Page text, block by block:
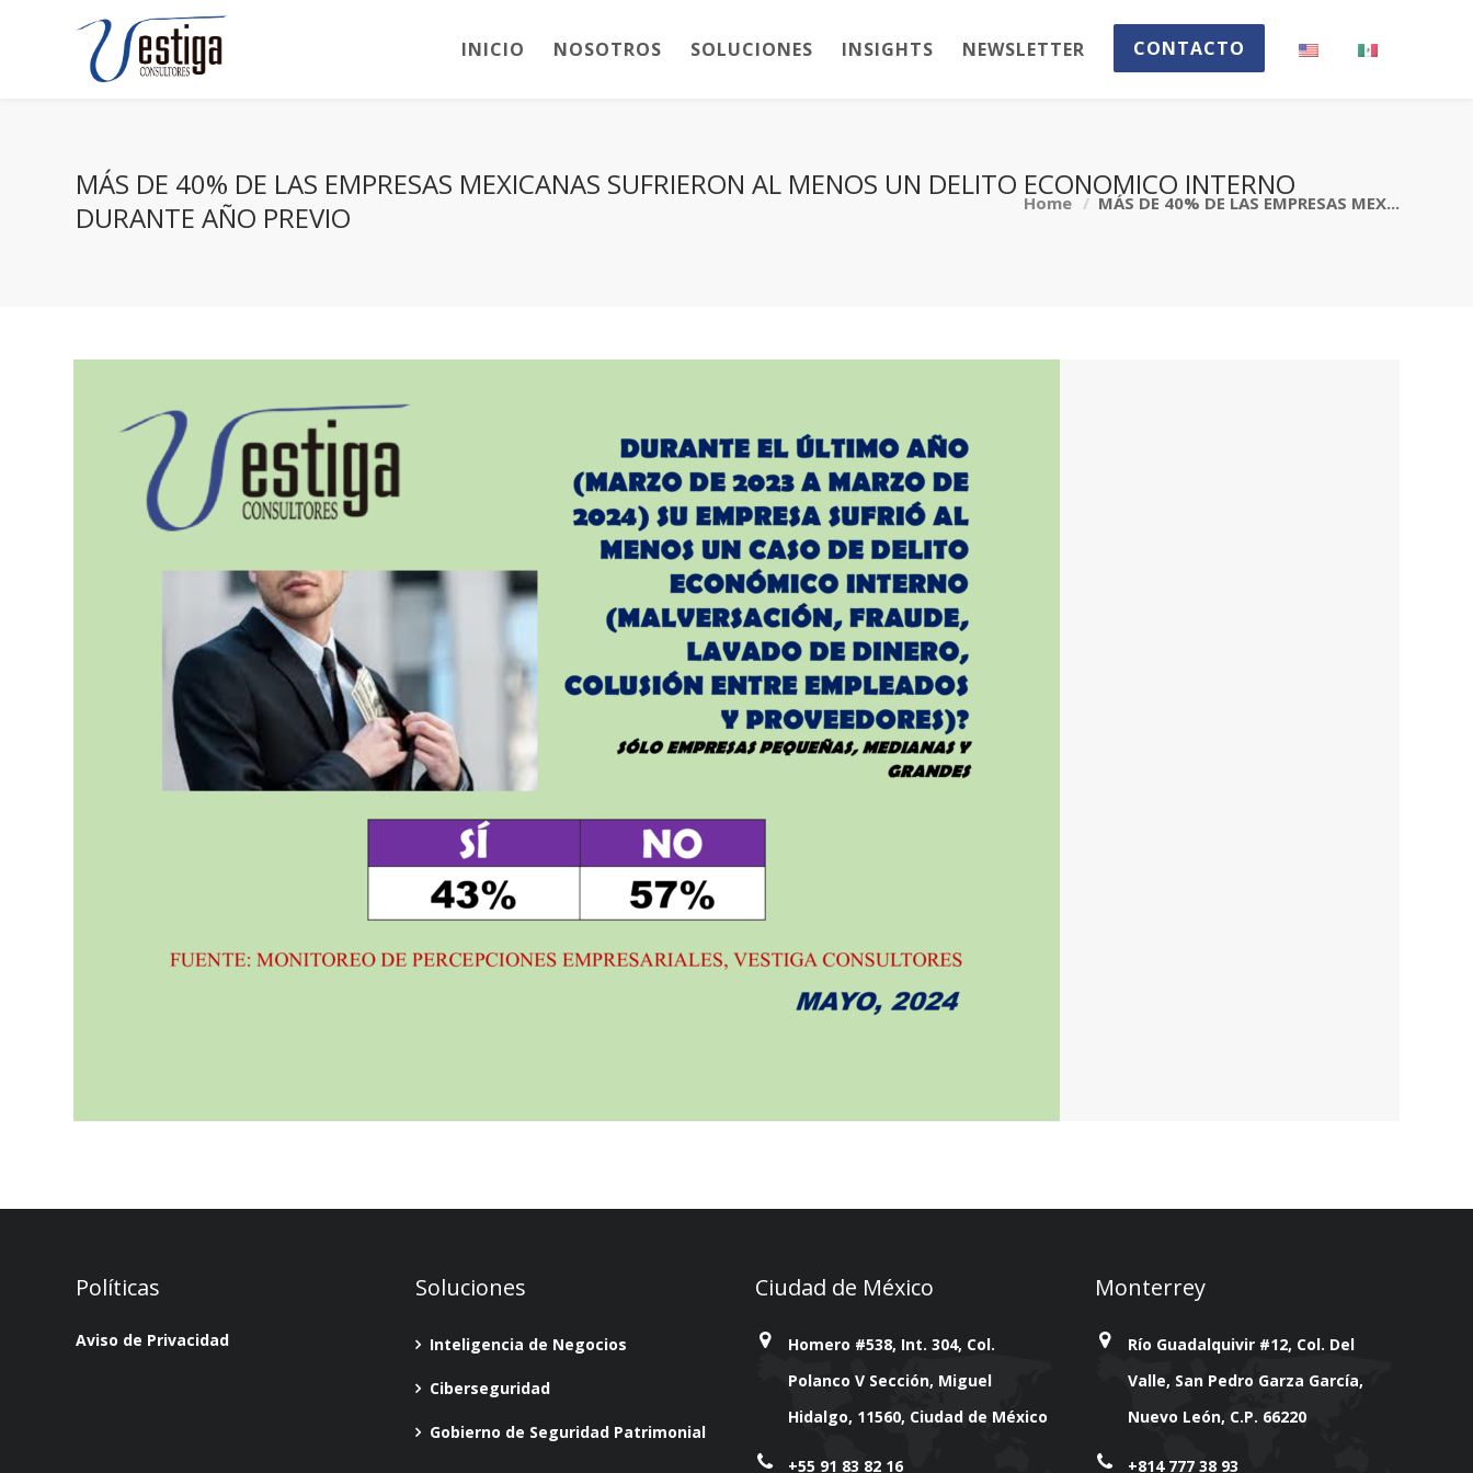
INICIO NOSOTROS SOLUCIONES INSIGHTS NEWSLETTER CONTACTO
MÁS DE 40% DE LAS EMPRESAS MEXICANAS SUFRIERON AL MENOS UN DELITO ECONOMICO INTERNO
DURANTE AÑO PREVIO
Home MÁS DE 40% DE LAS EMPRESAS MEX...
Políticas
Aviso de Privacidad
Soluciones
Inteligencia de Negocios
Ciberseguridad
Gobierno de Seguridad Patrimonial
Ciudad de México
Homero #538, Int. 304, Col.
Polanco V Sección, Miguel
Hidalgo, 11560, Ciudad de México
+55 91 83 82 16
Monterrey
Río Guadalquivir #12, Col. Del
Valle, San Pedro Garza García,
Nuevo León, C.P. 66220
+814 777 38 93